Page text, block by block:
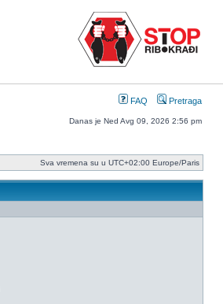
FAQ Pretraga
Danas je Ned Avg 09, 2026 2:56 pm
Sva vremena su u UTC+02:00 Europe/Paris